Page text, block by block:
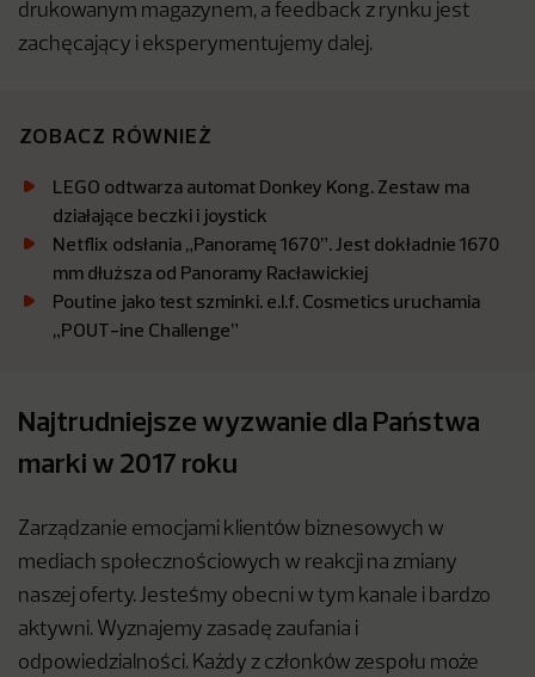
drukowanym magazynem, a feedback z rynku jest
zachęcający i eksperymentujemy dalej.
ZOBACZ RÓWNIEŻ
LEGO odtwarza automat Donkey Kong. Zestaw ma
działające beczki i joystick
Netflix odsłania „Panoramę 1670”. Jest dokładnie 1670
mm dłuższa od Panoramy Racławickiej
Poutine jako test szminki. e.l.f. Cosmetics uruchamia
„POUT-ine Challenge”
Najtrudniejsze wyzwanie dla Państwa
marki w 2017 roku
Zarządzanie emocjami klientów biznesowych w
mediach społecznościowych w reakcji na zmiany
naszej oferty. Jesteśmy obecni w tym kanale i bardzo
aktywni. Wyznajemy zasadę zaufania i
odpowiedzialności. Każdy z członków zespołu może